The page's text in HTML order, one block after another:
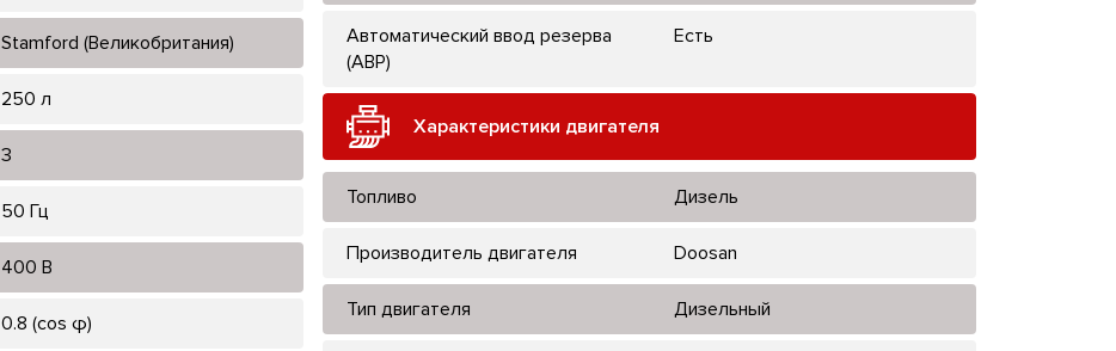
Stamford (Великобритания)
250 л
3
50 Гц
400 В
0.8 (cos φ)
Автоматический ввод резерва
(АВР)
Есть
Характеристики двигателя
Топливо Дизель
Производитель двигателя Doosan
Тип двигателя Дизельный